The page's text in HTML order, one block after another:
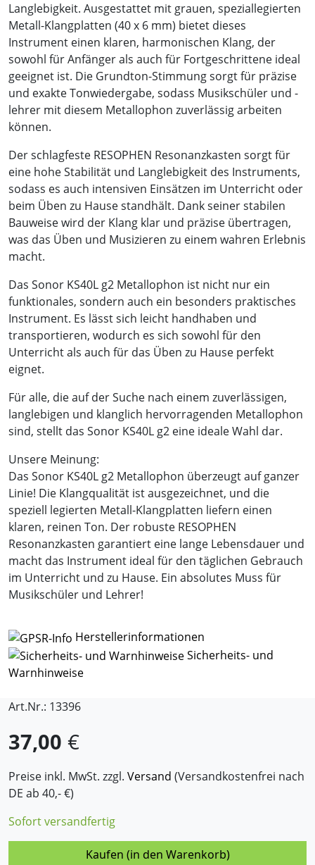
Langlebigkeit. Ausgestattet mit grauen, speziallegierten
Metall-Klangplatten (40 x 6 mm) bietet dieses
Instrument einen klaren, harmonischen Klang, der
sowohl für Anfänger als auch für Fortgeschrittene ideal
geeignet ist. Die Grundton-Stimmung sorgt für präzise
und exakte Tonwiedergabe, sodass Musikschüler und -
lehrer mit diesem Metallophon zuverlässig arbeiten
können.
Der schlagfeste RESOPHEN Resonanzkasten sorgt für
eine hohe Stabilität und Langlebigkeit des Instruments,
sodass es auch intensiven Einsätzen im Unterricht oder
beim Üben zu Hause standhält. Dank seiner stabilen
Bauweise wird der Klang klar und präzise übertragen,
was das Üben und Musizieren zu einem wahren Erlebnis
macht.
Das Sonor KS40L g2 Metallophon ist nicht nur ein
funktionales, sondern auch ein besonders praktisches
Instrument. Es lässt sich leicht handhaben und
transportieren, wodurch es sich sowohl für den
Unterricht als auch für das Üben zu Hause perfekt
eignet.
Für alle, die auf der Suche nach einem zuverlässigen,
langlebigen und klanglich hervorragenden Metallophon
sind, stellt das Sonor KS40L g2 eine ideale Wahl dar.
Unsere Meinung:
Das Sonor KS40L g2 Metallophon überzeugt auf ganzer
Linie! Die Klangqualität ist ausgezeichnet, und die
speziell legierten Metall-Klangplatten liefern einen
klaren, reinen Ton. Der robuste RESOPHEN
Resonanzkasten garantiert eine lange Lebensdauer und
macht das Instrument ideal für den täglichen Gebrauch
im Unterricht und zu Hause. Ein absolutes Muss für
Musikschüler und Lehrer!
Herstellerinformationen
Sicherheits- und
Warnhinweise
Art.Nr.: 13396
37,00 €
Preise inkl. MwSt. zzgl. Versand (Versandkostenfrei nach
DE ab 40,- €)
Sofort versandfertig
Kaufen (in den Warenkorb)